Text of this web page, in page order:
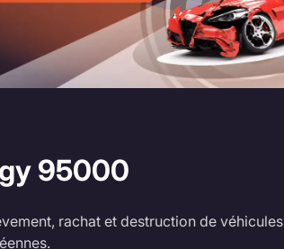
95000
rachat et destruction de véhicules